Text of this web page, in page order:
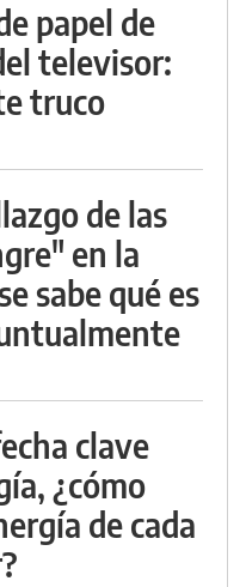
papel de
televisor:
truco
de las
en la
sabe qué es
clave
¿cómo
de cada